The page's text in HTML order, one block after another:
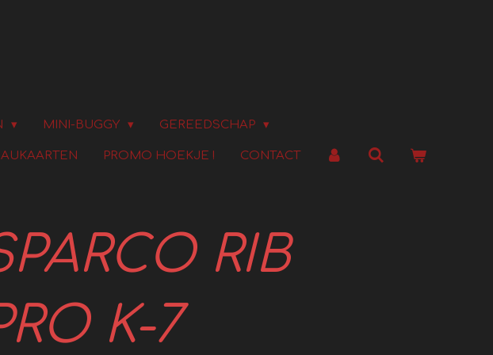
MINI-BUGGY GEREEDSCHAP
PROMO HOEKJE ! CONTACT
RIB
K-7